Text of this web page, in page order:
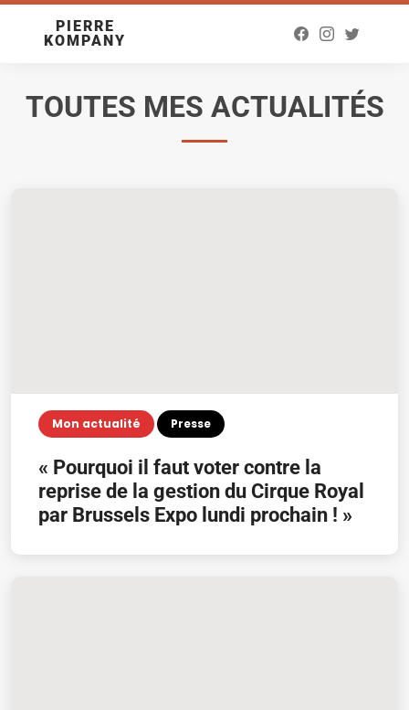
PIERRE
KOMPANY
TOUTES MES ACTUALITÉS
Mon actualité Presse
« Pourquoi il faut voter contre la
reprise de la gestion du Cirque Royal
par Brussels Expo lundi prochain ! »